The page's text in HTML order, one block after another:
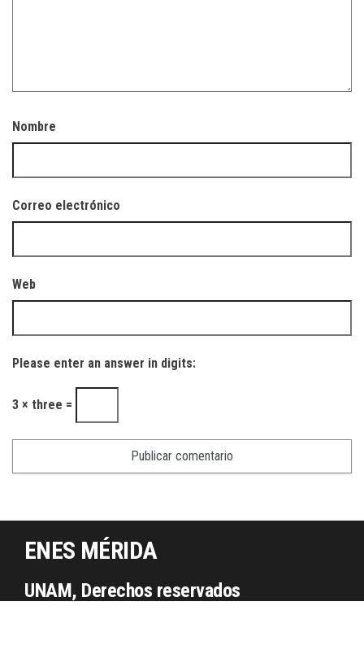
Nombre
Correo electrónico
Web
Please enter an answer in digits:
3 × three =
ENES MÉRIDA
UNAM, Derechos reservados